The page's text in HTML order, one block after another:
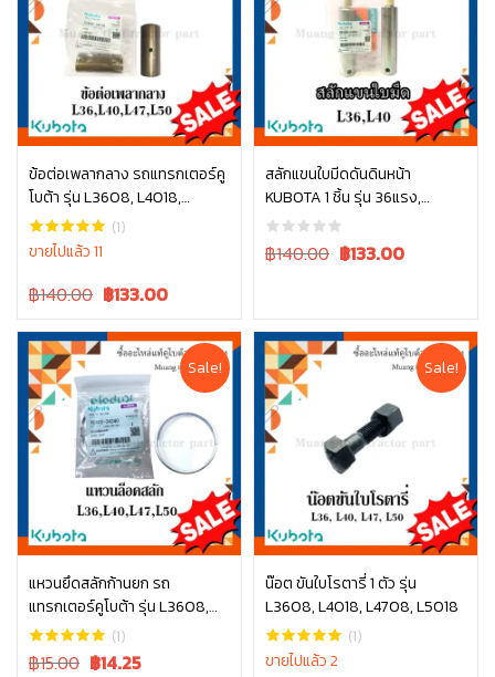
ข้อต่อเพลากลาง รถแทรกเตอร์คู
โบต้า รุ่น L3608, L4018,
L4708, L5018 TC402-14710
(1)
ขายไปแล้ว 11
Original
was:
฿140.00.
฿140.00 Current
is:
฿140.00.
฿133.00
หยิบใส่ตะกร้า
สลักแขนใบมีดดันดินหน้า
KUBOTA 1 ชิ้น รุ่น 36แรง,
40แรง , 45แรง W9556-52041
Original
฿140.00 Current
฿133.00
หยิบใส่ตะกร้า
Sale!
แหวนยึดสลักก้านยก รถ
แทรกเตอร์คูโบต้า รุ่น L3608,
L4018, L4508, L4708, L5018
tc402-34340
(1)
Original
฿15.00 Current
฿14.25
หยิบใส่ตะกร้า
Sale!
น๊อต ขันใบโรตารี่ 1 ตัว รุ่น
L3608, L4018, L4708, L5018
(1)
ขายไปแล้ว 2
หยิบใส่ตะกร้า